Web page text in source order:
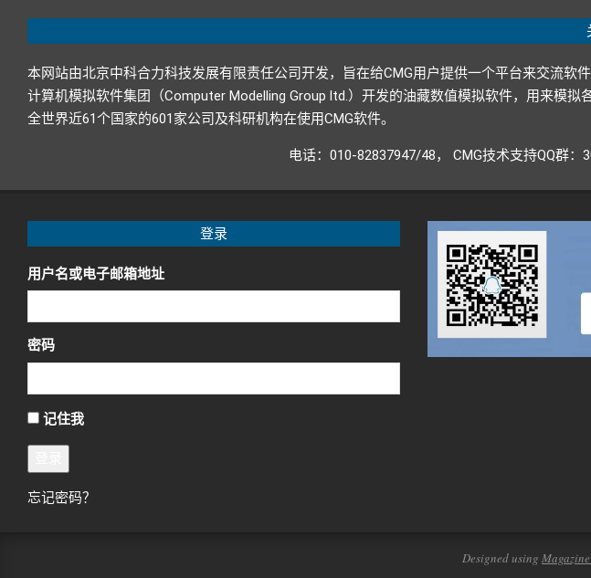
本网站由北京中科合力科技发展有限责任公司开发，旨在给CMG用户提供一个平台来交流
计算机模拟软件集团（Computer Modelling Group ltd.）开发的油藏数值模拟软件，用来模
全世界近61个国家的601家公司及科研机构在使用CMG软件。
电话：010-82837947/48， CMG技术支持QQ群
登录
用户名或电子邮箱地址
密码
记住我
忘记密码？
Designed using